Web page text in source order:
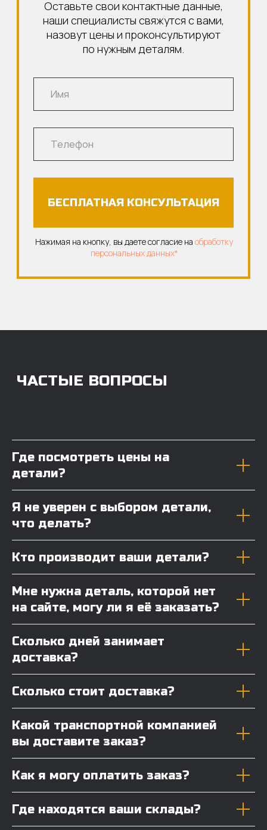
Где посмотреть цены на
детали?
Я не уверен с выбором детали,
что делать?
Кто производит ваши детали?
Мне нужна деталь, которой нет
на сайте, могу ли я её заказать?
Сколько дней занимает
доставка?
Сколько стоит доставка?
Какой транспортной компанией
вы доставите заказ?
Как я могу оплатить заказ?
Где находятся ваши склады?